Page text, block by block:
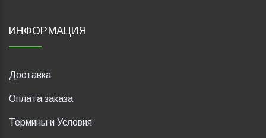
ИНФОРМАЦИЯ
Доставка
Оплата заказа
Термины и Условия